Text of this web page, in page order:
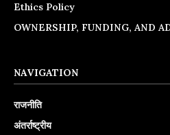
Ethics Policy
OWNERSHIP, FUNDING, AND
NAVIGATION
राजनीति
अंतर्राष्ट्रीय